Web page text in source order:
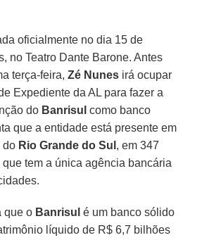
oficialmente no dia 15 de
no Teatro Dante Barone. Antes
terça-feira, Zé Nunes irá ocupar
Expediente da AL para fazer a
do Banrisul como banco
que a entidade está presente em
do Rio Grande do Sul , em 347
tem a única agência bancária
que o Banrisul é um banco sólido
líquido de R$ 6,7 bilhões